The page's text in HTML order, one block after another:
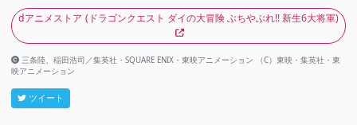
dアニメストア (ドラゴンクエスト ダイの大冒険 ぶちやぶれ!! 新生6大将軍)
三条陸、稲田浩司／集英社・SQUARE ENIX・東映アニメーション （C）東映・集英社・東
映アニメーション
ツイート